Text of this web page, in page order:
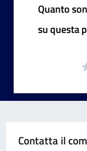
Quanto
su questa
Contatta il